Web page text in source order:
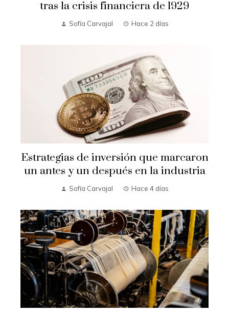
tras la crisis financiera de 1929
Sofía Carvajal Hace 2 días
Estrategias de inversión que marcaron
un antes y un después en la industria
Sofía Carvajal Hace 4 días